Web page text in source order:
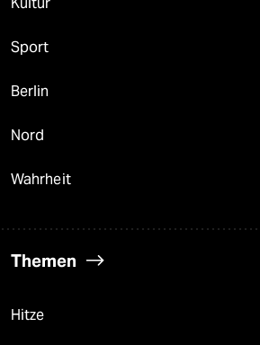
Sport
Berlin
Nord
Wahrheit
Themen
Hitze